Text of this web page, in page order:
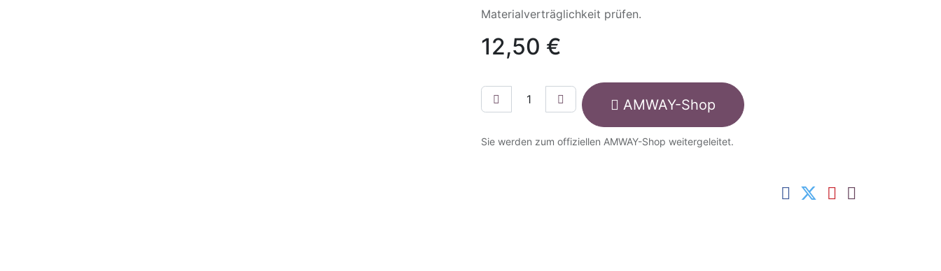
Materialverträglichkeit prüfen.
12,50 €
AMWAY-Shop
Sie werden zum offiziellen AMWAY-Shop weitergeleitet.